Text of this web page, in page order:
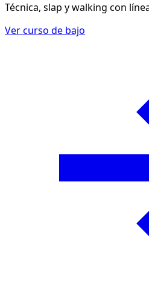
Técnica, slap y walking con
Ver curso de bajo